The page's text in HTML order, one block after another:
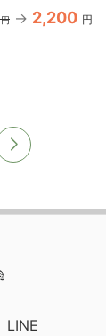
円 2,200 円
LINE